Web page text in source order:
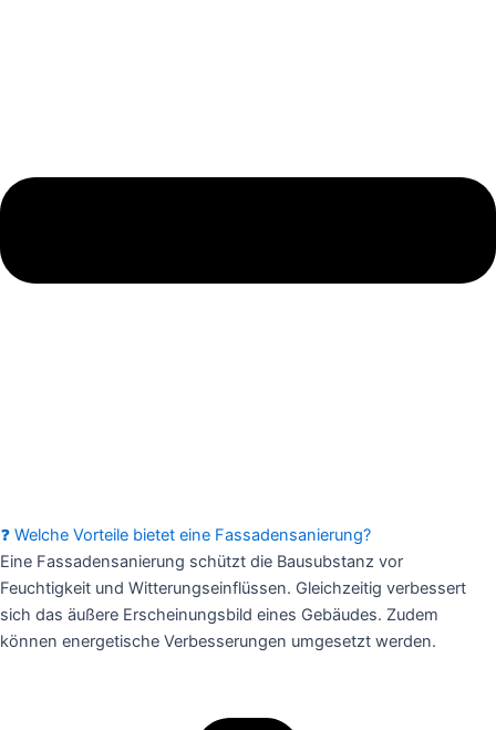
❓ Welche Vorteile bietet eine Fassadensanierung?
Eine Fassadensanierung schützt die Bausubstanz vor
Feuchtigkeit und Witterungseinflüssen. Gleichzeitig verbessert
sich das äußere Erscheinungsbild eines Gebäudes. Zudem
können energetische Verbesserungen umgesetzt werden.